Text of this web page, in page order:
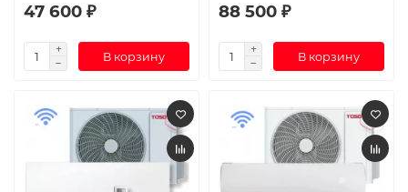
47 600 ₽
В корзину
88 500 ₽
В корзину